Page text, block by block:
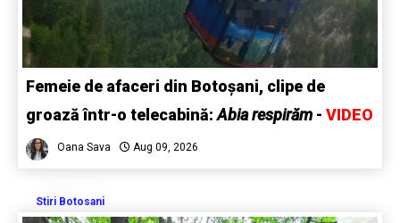
Femeie de afaceri din Botoșani, clipe de
groază într-o telecabină:Abia respirăm - VIDEO
Oana Sava Aug 09, 2026
Stiri Botosani